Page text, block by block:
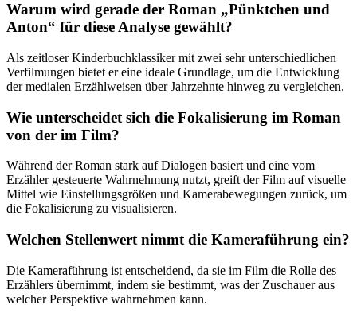
Warum wird gerade der Roman „Pünktchen und
Anton“ für diese Analyse gewählt?
Als zeitloser Kinderbuchklassiker mit zwei sehr unterschiedlichen
Verfilmungen bietet er eine ideale Grundlage, um die Entwicklung
der medialen Erzählweisen über Jahrzehnte hinweg zu vergleichen.
Wie unterscheidet sich die Fokalisierung im Roman
von der im Film?
Während der Roman stark auf Dialogen basiert und eine vom
Erzähler gesteuerte Wahrnehmung nutzt, greift der Film auf visuelle
Mittel wie Einstellungsgrößen und Kamerabewegungen zurück, um
die Fokalisierung zu visualisieren.
Welchen Stellenwert nimmt die Kameraführung ein?
Die Kameraführung ist entscheidend, da sie im Film die Rolle des
Erzählers übernimmt, indem sie bestimmt, was der Zuschauer aus
welcher Perspektive wahrnehmen kann.